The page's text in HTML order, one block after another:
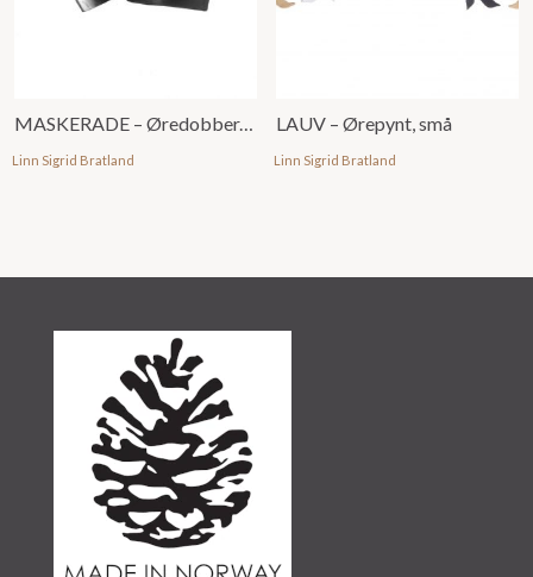
MASKERADE – Øredobber, store, u/ emalje
Linn Sigrid Bratland
LAUV – Ørepynt, små
Linn Sigrid Bratland